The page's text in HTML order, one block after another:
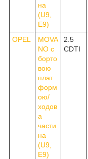
на
(U9,
E9)
OPEL
MOVA
NO c
борто
вою
плат
форм
ою/
ходов
а
части
на
(U9,
E9)
2.5
CDTI